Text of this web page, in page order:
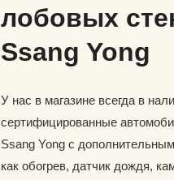
лобовых
Ssang Yong
У нас в магазине всегда в
сертифицированные
Ssang Yong с
как обогрев, датчик дождя,